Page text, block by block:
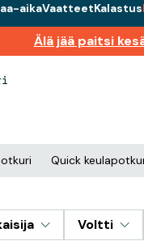
aikaVaatteetKalastus
Älä jää paitsi
Quick
Voltti